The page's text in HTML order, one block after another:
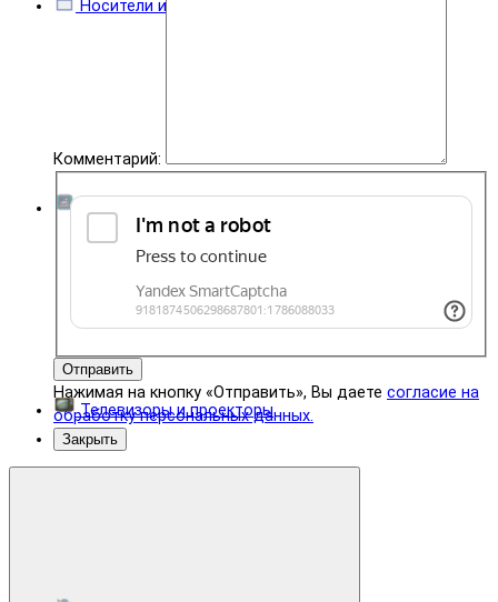
Комментарий:
Отправить
Нажимая на кнопку «Отправить», Вы даете согласие на
обработку персональных данных.
Закрыть
Носители информации
Комплектующие
Телевизоры и проекторы